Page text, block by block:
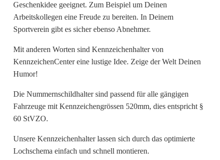
Fliegerwelt
Geschenkidee geeignet. Zum Beispiel um Deinen
Arbeitskollegen eine Freude zu bereiten. In Deinem
Sportverein gibt es sicher ebenso Abnehmer.
Mit anderen Worten sind Kennzeichenhalter von
KennzeichenCenter eine lustige Idee. Zeige der Welt Deinen
Humor!
Die Nummernschildhalter sind passend für alle gängigen
Fahrzeuge mit Kennzeichengrössen 520mm, dies entspricht §
60 StVZO.
Unsere Kennzeichenhalter lassen sich durch das optimierte
Lochschema einfach und schnell montieren.